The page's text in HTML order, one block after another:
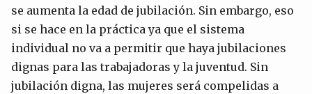
se aumenta la edad de jubilación. Sin embargo, eso
si se hace en la práctica ya que el sistema
individual no va a permitir que haya jubilaciones
dignas para las trabajadoras y la juventud. Sin
jubilación digna, las mujeres será compelidas a